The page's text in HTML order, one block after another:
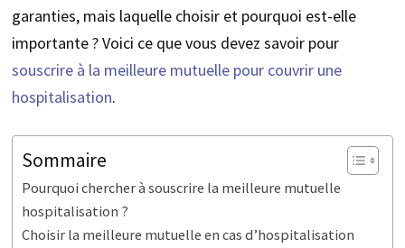
garanties, mais laquelle choisir et pourquoi est-elle
importante ? Voici ce que vous devez savoir pour
souscrire à la meilleure mutuelle pour couvrir une
hospitalisation.
Sommaire
Pourquoi chercher à souscrire la meilleure mutuelle
hospitalisation ?
Choisir la meilleure mutuelle en cas d’hospitalisation